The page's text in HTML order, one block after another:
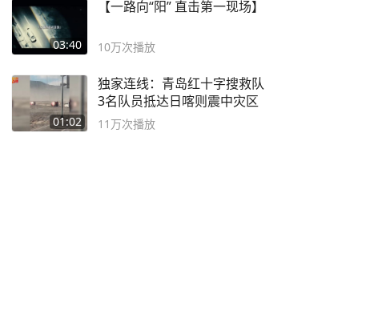
03:40
【一路向“阳” 直击第一现场】
10万次播放
01:02
独家连线：青岛红十字搜救队
3名队员抵达日喀则震中灾区
11万次播放